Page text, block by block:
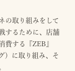
の取り組みをして
するために、店舗
費する『ZEB』
）に取り組み、そ